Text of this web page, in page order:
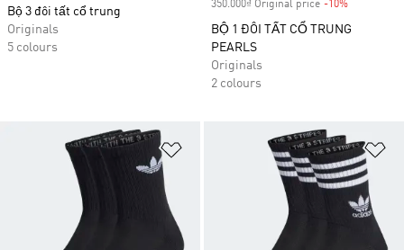
Bộ 3 đôi tất cổ trung
Originals
5 colours
350.000₫ Original price -10%
BỘ 1 ĐÔI TẤT CỔ TRUNG
PEARLS
Originals
2 colours
Add to Wishlist